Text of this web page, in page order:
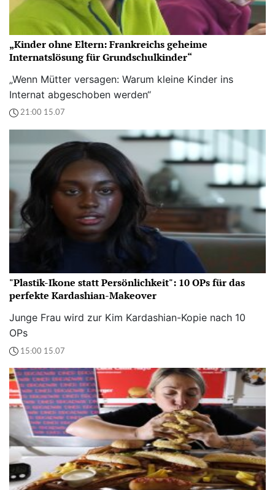
„Kinder ohne Eltern: Frankreichs geheime
Internatslösung für Grundschulkinder“
„Wenn Mütter versagen: Warum kleine Kinder ins
Internat abgeschoben werden“
21:00 15.07
"Plastik-Ikone statt Persönlichkeit": 10 OPs für das
perfekte Kardashian-Makeover
Junge Frau wird zur Kim Kardashian-Kopie nach 10
OPs
15:00 15.07